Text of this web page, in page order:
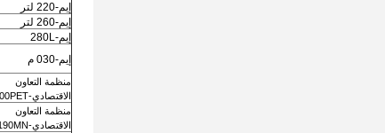
إيم-220 لتر
إيم-260 لتر
إيم-280L
إيم-030 م
منظمة التعاون
الاقتصادي-200PET
منظمة التعاون
الاقتصادي-190MN